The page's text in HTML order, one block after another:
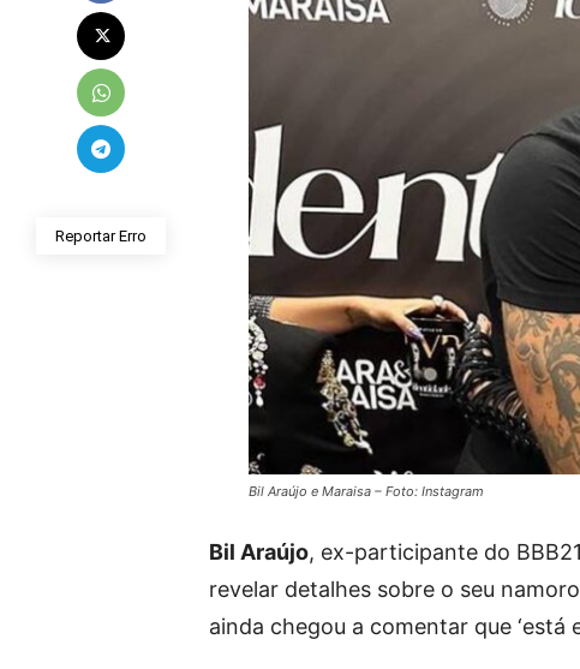
Reportar Erro
Bil Araújo e Maraisa – Foto: Instagram
Bil Araújo, ex-participante do
revelar detalhes sobre o seu
ainda chegou a comentar que ‘está